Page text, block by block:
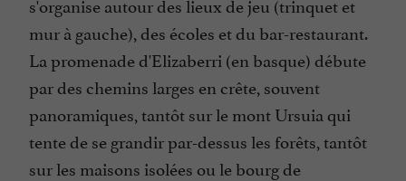
mur à gauche), des écoles et du bar-restaurant.
La promenade d'Elizaberri (en basque) débute
par des chemins larges en crête, souvent
panoramiques, tantôt sur le mont Ursuia qui
tente de se grandir par-dessus les forêts, tantôt
sur les maisons isolées ou le bourg de